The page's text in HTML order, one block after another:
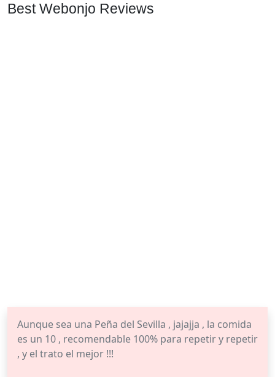
Best Webonjo Reviews
Aunque sea una Peña del Sevilla , jajajja , la comida
es un 10 , recomendable 100% para repetir y repetir
, y el trato el mejor !!!